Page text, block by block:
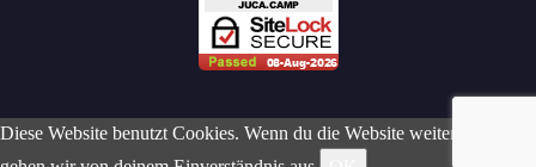
Diese Website benutzt Cookies. Wenn du die Website weiter nutzt,